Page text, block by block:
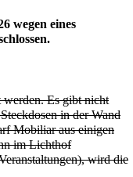
wegen eines
Es gibt nicht
in der Wand
Mobiliar aus einigen
im Lichthof
wird die